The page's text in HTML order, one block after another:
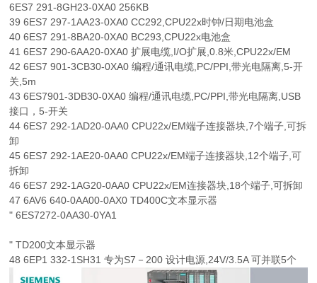
6ES7 291-8GH23-0XA0 256KB
39 6ES7 297-1AA23-0XA0 CC292,CPU22x时钟/日期电池盒
40 6ES7 291-8BA20-0XA0 BC293,CPU22x电池盒
41 6ES7 290-6AA20-0XA0 扩展电缆,I/O扩展,0.8米,CPU22x/EM
42 6ES7 901-3CB30-0XA0 编程/通讯电缆,PC/PPI,带光电隔离,5-开
关,5m
43 6ES7901-3DB30-0XA0 编程/通讯电缆,PC/PPI,带光电隔离,USB
接口，5-开关
44 6ES7 292-1AD20-0AA0 CPU22x/EM端子连接器块,7个端子,可拆
卸
45 6ES7 292-1AE20-0AA0 CPU22x/EM端子连接器块,12个端子,可
拆卸
46 6ES7 292-1AG20-0AA0 CPU22x/EM连接器块,18个端子,可拆卸
47 6AV6 640-0AA00-0AX0 TD400C文本显示器
" 6ES7272-0AA30-0YA1
" TD200文本显示器
48 6EP1 332-1SH31 专为S7－200 设计电源,24V/3.5A 可并联5个